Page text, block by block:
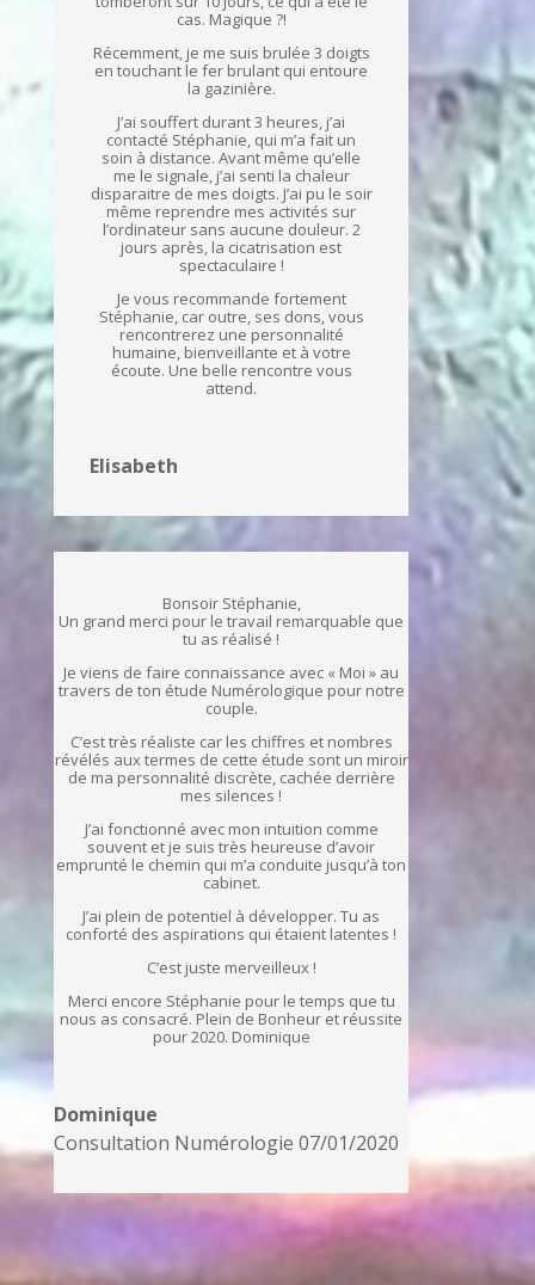
cas. Magique ?!
Récemment, je me suis brulée 3 doigts
en touchant le fer brulant qui entoure
la gazinière.
J’ai souffert durant 3 heures, j’ai
contacté Stéphanie, qui m’a fait un
soin à distance. Avant même qu’elle
me le signale, j’ai senti la chaleur
disparaitre de mes doigts. J’ai pu le soir
même reprendre mes activités sur
l’ordinateur sans aucune douleur. 2
jours après, la cicatrisation est
spectaculaire !
Je vous recommande fortement
Stéphanie, car outre, ses dons, vous
rencontrerez une personnalité
humaine, bienveillante et à votre
écoute. Une belle rencontre vous
attend.
Elisabeth
Bonsoir Stéphanie,
Un grand merci pour le travail remarquable que
tu as réalisé !
Je viens de faire connaissance avec « Moi » au
travers de ton étude Numérologique pour notre
couple.
C’est très réaliste car les chiffres et nombres
révélés aux termes de cette étude sont un miroir
de ma personnalité discrète, cachée derrière
mes silences !
J’ai fonctionné avec mon intuition comme
souvent et je suis très heureuse d’avoir
emprunté le chemin qui m’a conduite jusqu’à ton
cabinet.
J’ai plein de potentiel à développer. Tu as
conforté des aspirations qui étaient latentes !
C’est juste merveilleux !
Merci encore Stéphanie pour le temps que tu
nous as consacré. Plein de Bonheur et réussite
pour 2020. Dominique
Dominique
Consultation Numérologie 07/01/2020